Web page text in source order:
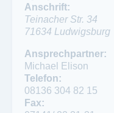
Anschrift:
Teinacher Str. 34
71634 Ludwigsburg
Ansprechpartner:
Michael Elison
Telefon:
08136 304 82 15
Fax: